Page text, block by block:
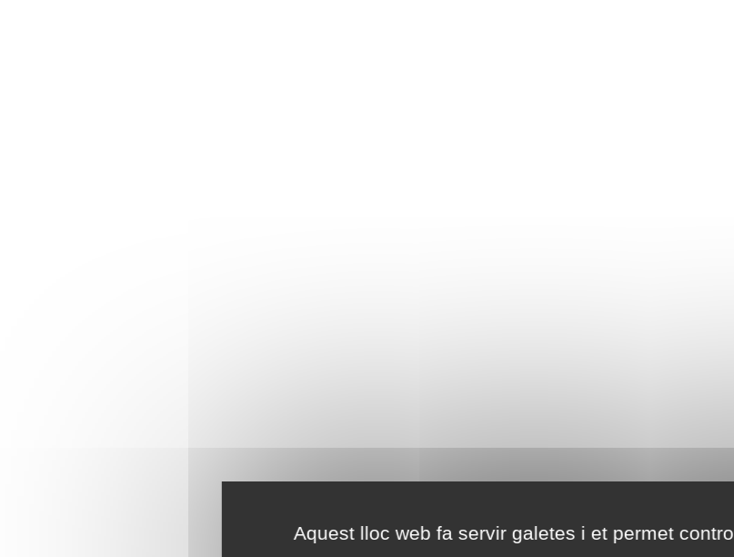
Aquest lloc web fa servir galetes i et permet